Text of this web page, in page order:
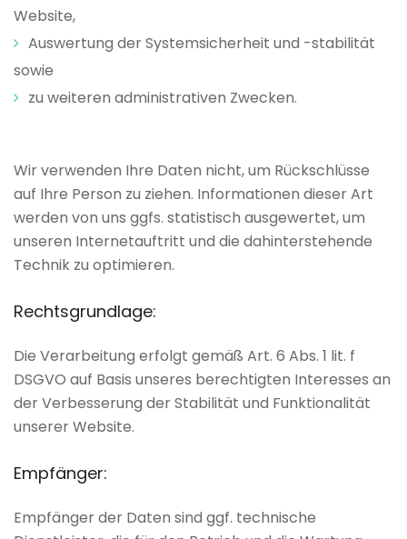
Website,
Auswertung der Systemsicherheit und -stabilität
sowie
zu weiteren administrativen Zwecken.
Wir verwenden Ihre Daten nicht, um Rückschlüsse
auf Ihre Person zu ziehen. Informationen dieser Art
werden von uns ggfs. statistisch ausgewertet, um
unseren Internetauftritt und die dahinterstehende
Technik zu optimieren.
Rechtsgrundlage:
Die Verarbeitung erfolgt gemäß Art. 6 Abs. 1 lit. f
DSGVO auf Basis unseres berechtigten Interesses an
der Verbesserung der Stabilität und Funktionalität
unserer Website.
Empfänger:
Empfänger der Daten sind ggf. technische